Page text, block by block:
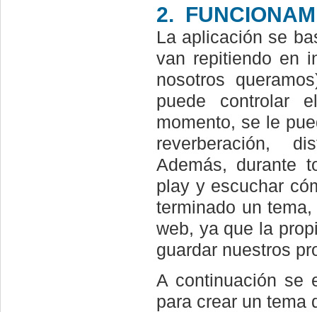
2.
La aplicación se
van repitiendo en
nosotros
puede controlar
momento, se le
reverberación,
Además, durante
play y escuchar
terminado un
web, ya que la
guardar nuestros
A continuación se
para crear un tema